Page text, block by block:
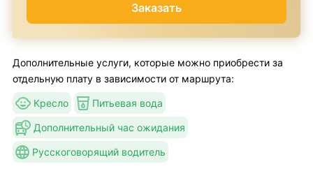
Заказать
Дополнительные услуги, которые можно приобрести за
отдельную плату в зависимости от маршрута:
Кресло Питьевая вода
Дополнительный час ожидания
Русскоговорящий водитель